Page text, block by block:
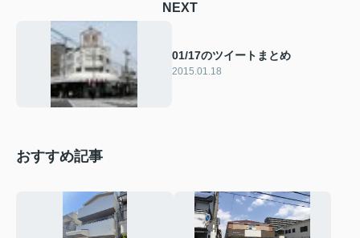
NEXT
01/17のツイートまとめ
2015.01.18
おすすめ記事